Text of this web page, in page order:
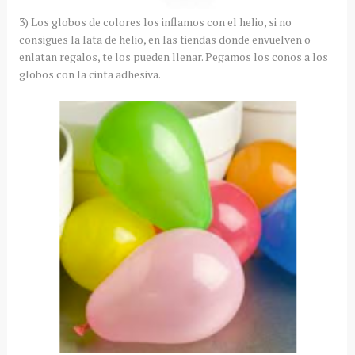
3) Los globos de colores los inflamos con el helio, si no
consigues la lata de helio, en las tiendas donde envuelven o
enlatan regalos, te los pueden llenar. Pegamos los conos a los
globos con la cinta adhesiva.